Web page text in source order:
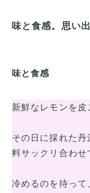
味と食感。思い出
味と食感
新鮮なレモンを皮
その日に採れた
料サックリ合わせ
冷めるのを待って